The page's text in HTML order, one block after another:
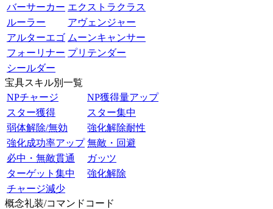
バーサーカー エクストラクラス
ルーラー
アヴェンジャー
アルターエゴ ムーンキャンサー
フォーリナー プリテンダー
シールダー
宝具スキル別一覧
NPチャージ
NP獲得量アップ
スター獲得
スター集中
弱体解除/無効
強化解除耐性
強化成功率アップ 無敵・回避
必中・無敵貫通
ガッツ
ターゲット集中
強化解除
チャージ減少
概念礼装/コマンドコード